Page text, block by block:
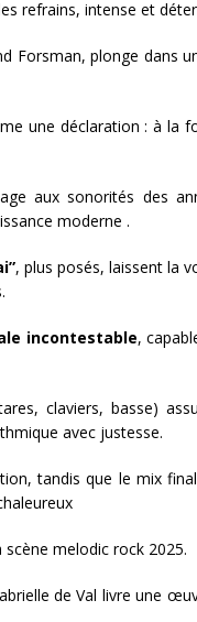
refrains, intense et
Forsman, plonge dans
une déclaration : à la
aux sonorités des
moderne .
, plus posés, laissent la
incontestable,
claviers, basse)
avec justesse.
tandis que le mix
melodic rock 2025.
de Val livre une